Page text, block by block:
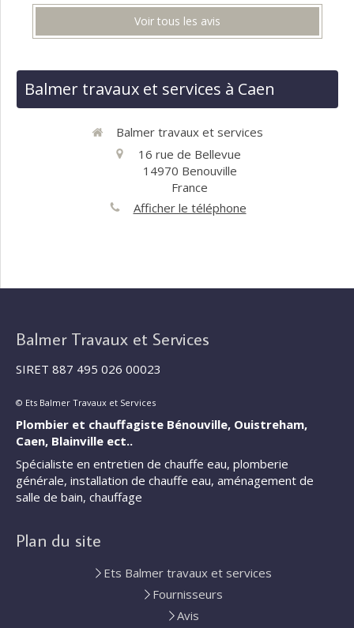
Voir tous les avis
Balmer travaux et services à Caen
Balmer travaux et services
16 rue de Bellevue
14970 Benouville
France
Afficher le téléphone
Balmer Travaux et Services
SIRET 887 495 026 00023
© Ets Balmer Travaux et Services
Plombier et chauffagiste Bénouville, Ouistreham,
Caen, Blainville ect..
Spécialiste en entretien de chauffe eau, plomberie
générale, installation de chauffe eau, aménagement de
salle de bain, chauffage
Plan du site
Ets Balmer travaux et services
Fournisseurs
Avis